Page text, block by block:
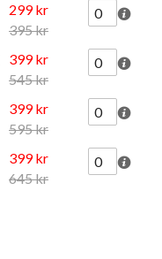
299 kr
395 kr
399 kr
545 kr
399 kr
595 kr
399 kr
645 kr